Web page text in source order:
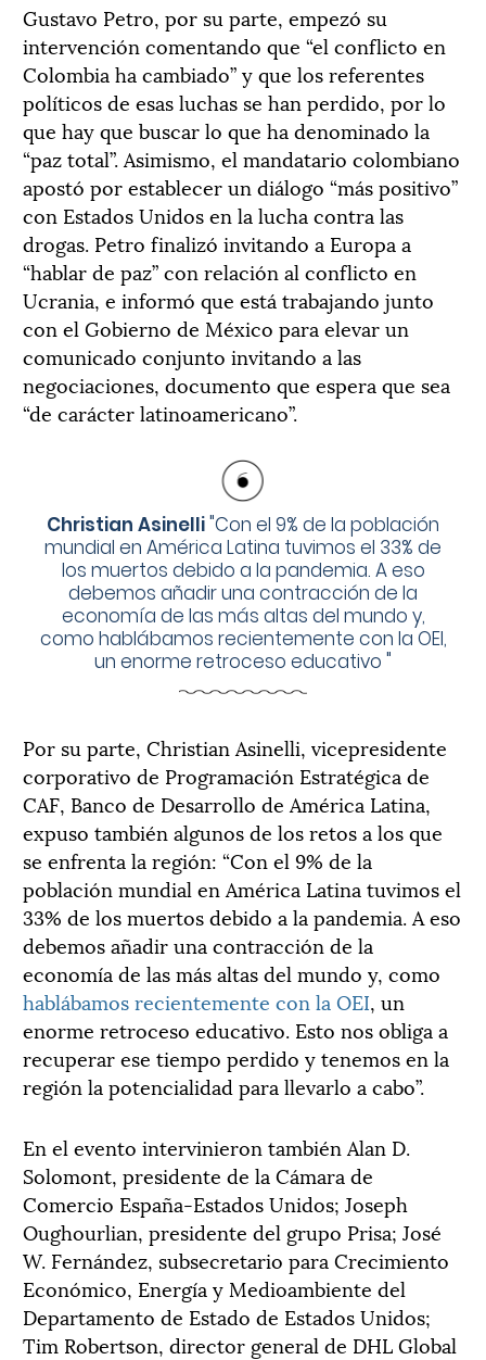
Gustavo Petro, por su parte, empezó su
intervención comentando que “el conflicto en
Colombia ha cambiado” y que los referentes
políticos de esas luchas se han perdido, por lo
que hay que buscar lo que ha denominado la
“paz total”. Asimismo, el mandatario colombiano
apostó por establecer un diálogo “más positivo”
con Estados Unidos en la lucha contra las
drogas. Petro finalizó invitando a Europa a
“hablar de paz” con relación al conflicto en
Ucrania, e informó que está trabajando junto
con el Gobierno de México para elevar un
comunicado conjunto invitando a las
negociaciones, documento que espera que sea
“de carácter latinoamericano”.
Christian Asinelli"Con el 9% de la población
mundial en América Latina tuvimos el 33% de
los muertos debido a la pandemia. A eso
debemos añadir una contracción de la
economía de las más altas del mundo y,
como hablábamos recientemente con la OEI,
un enorme retroceso educativo "
Por su parte, Christian Asinelli, vicepresidente
corporativo de Programación Estratégica de
CAF, Banco de Desarrollo de América Latina,
expuso también algunos de los retos a los que
se enfrenta la región: “Con el 9% de la
población mundial en América Latina tuvimos el
33% de los muertos debido a la pandemia. A eso
debemos añadir una contracción de la
economía de las más altas del mundo y, como
hablábamos recientemente con la OEI, un
enorme retroceso educativo. Esto nos obliga a
recuperar ese tiempo perdido y tenemos en la
región la potencialidad para llevarlo a cabo”.
En el evento intervinieron también Alan D.
Solomont, presidente de la Cámara de
Comercio España-Estados Unidos; Joseph
Oughourlian, presidente del grupo Prisa; José
W. Fernández, subsecretario para Crecimiento
Económico, Energía y Medioambiente del
Departamento de Estado de Estados Unidos;
Tim Robertson, director general de DHL Global